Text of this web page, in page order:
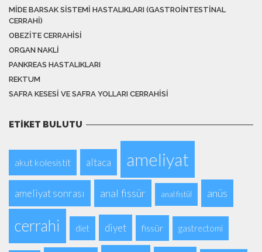
MIDE BARSAK SISTEMI HASTALIKLARI (GASTROINTESTINAL
CERRAHI)
OBEZITE CERRAHISI
ORGAN NAKLI
PANKREAS HASTALIKLARI
REKTUM
SAFRA KESESI VE SAFRA YOLLARI CERRAHISI
ETIKET BULUTU
akut kolesistit altaca ameliyat
ameliyat sonrası anal fissür anal fistül anüs
cerrahi diet diyet fissür gastrectomi